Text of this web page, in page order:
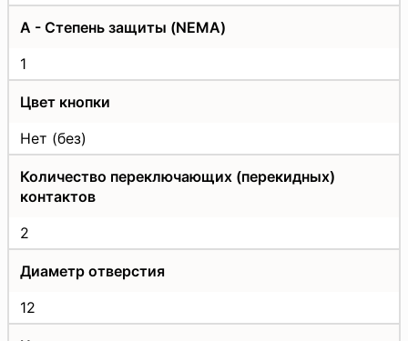
A - Степень защиты (NEMA)
1
Цвет кнопки
Нет (без)
Количество переключающих (перекидных)
контактов
2
Диаметр отверстия
12